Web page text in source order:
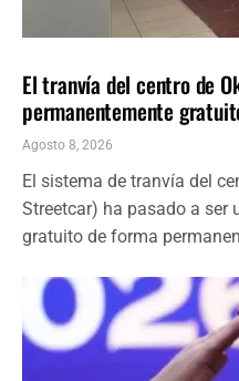
El tranvía del centro de
permanentemente
Agosto 8, 2026
El sistema de tranvía del
Streetcar) ha pasado a ser
gratuito de forma